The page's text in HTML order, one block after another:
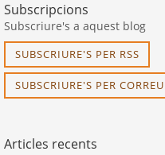
Subscripcions
Subscriure's a aquest blog
SUBSCRIURE'S PER RSS
SUBSCRIURE'S PER CORREU
Articles recents